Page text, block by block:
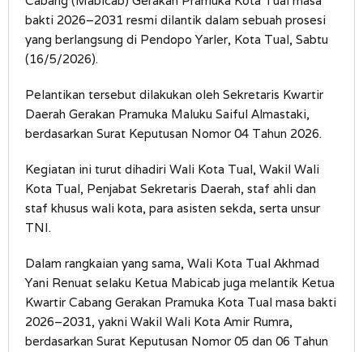
bakti 2026–2031 resmi dilantik dalam sebuah prosesi
yang berlangsung di Pendopo Yarler, Kota Tual, Sabtu
(16/5/2026).
Pelantikan tersebut dilakukan oleh Sekretaris Kwartir
Daerah Gerakan Pramuka Maluku Saiful Almastaki,
berdasarkan Surat Keputusan Nomor 04 Tahun 2026.
Kegiatan ini turut dihadiri Wali Kota Tual, Wakil Wali
Kota Tual, Penjabat Sekretaris Daerah, staf ahli dan
staf khusus wali kota, para asisten sekda, serta unsur
TNI.
Dalam rangkaian yang sama, Wali Kota Tual Akhmad
Yani Renuat selaku Ketua Mabicab juga melantik Ketua
Kwartir Cabang Gerakan Pramuka Kota Tual masa bakti
2026–2031, yakni Wakil Wali Kota Amir Rumra,
berdasarkan Surat Keputusan Nomor 05 dan 06 Tahun